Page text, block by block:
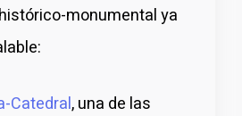
monumental ya
Catedral, una de las